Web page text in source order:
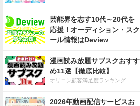
芸能界を志す10代～20代を
応援！オーディション・スク
ール情報はDeview
漫画読み放題サブスクおすす
め11選【徹底比較】
オリコン顧客満足度ランキング
2026年動画配信サービスお